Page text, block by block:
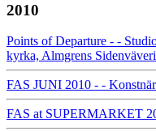
2010
Points of Departure - -
kyrka, Almgrens
FAS JUNI 2010 - -
FAS at SUPERMARKET